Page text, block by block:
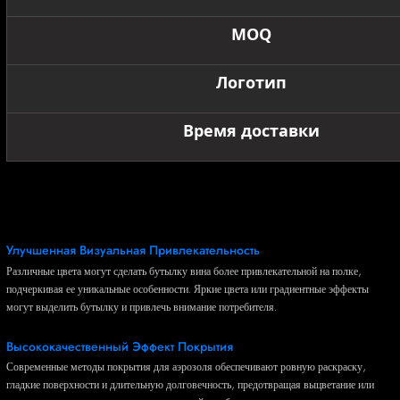
MOQ
Логотип
Время доставки
Улучшенная Визуальная Привлекательность
Различные цвета могут сделать бутылку вина более привлекательной на полке,
подчеркивая ее уникальные особенности. Яркие цвета или градиентные эффекты
могут выделить бутылку и привлечь внимание потребителя.
Высококачественный Эффект Покрытия
Современные методы покрытия для аэрозоля обеспечивают ровную раскраску,
гладкие поверхности и длительную долговечность, предотвращая выцветание или